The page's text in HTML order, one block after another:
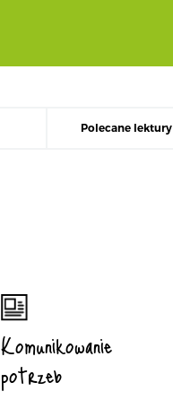
Polecane lektury
Komunikowanie
potrzeb